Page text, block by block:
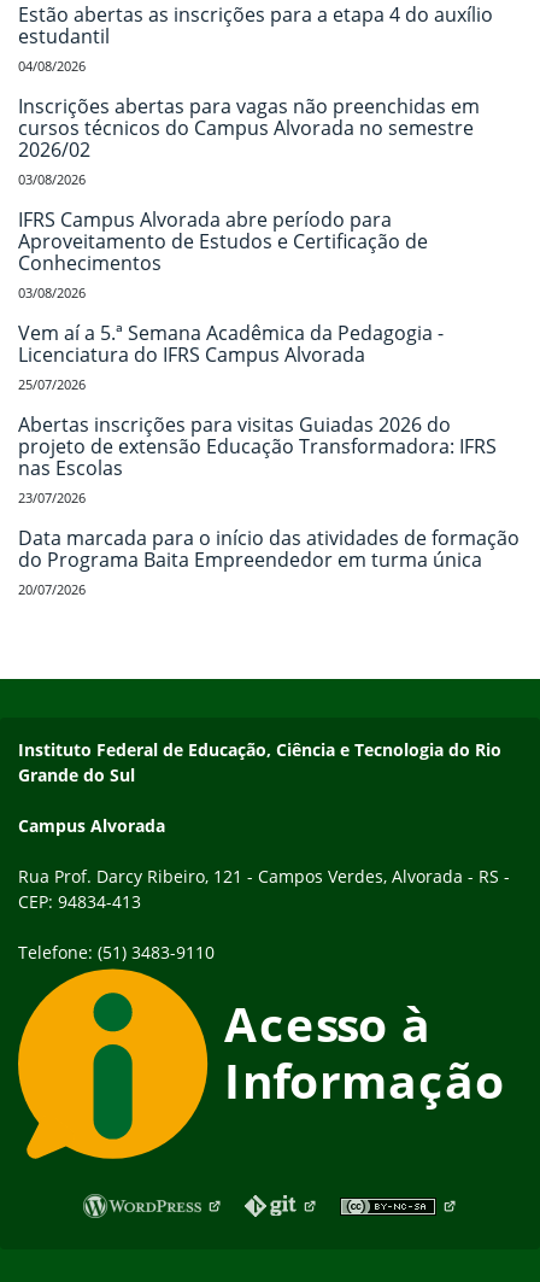
Estão abertas as inscrições para a etapa 4 do auxílio
estudantil
04/08/2026
Inscrições abertas para vagas não preenchidas em
cursos técnicos do Campus Alvorada no semestre
2026/02
03/08/2026
IFRS Campus Alvorada abre período para
Aproveitamento de Estudos e Certificação de
Conhecimentos
03/08/2026
Vem aí a 5.ª Semana Acadêmica da Pedagogia -
Licenciatura do IFRS Campus Alvorada
25/07/2026
Abertas inscrições para visitas Guiadas 2026 do
projeto de extensão Educação Transformadora: IFRS
nas Escolas
23/07/2026
Data marcada para o início das atividades de formação
do Programa Baita Empreendedor em turma única
20/07/2026
Endereço
Instituto Federal de Educação, Ciência e Tecnologia do Rio
Grande do Sul
Campus Alvorada
Rua Prof. Darcy Ribeiro, 121 - Campos Verdes, Alvorada - RS -
CEP: 94834-413
Telefone: (51) 3483-9110